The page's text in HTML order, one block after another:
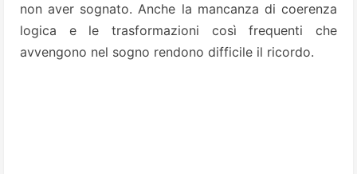
non aver sognato. Anche la mancanza di coerenza
logica e le trasformazioni così frequenti che
avvengono nel sogno rendono difficile il ricordo.